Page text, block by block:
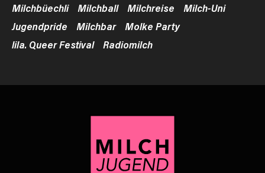
Milchbüechli Milchball Milchreise
Milch-Uni
Jugendpride
Milchbar
Molke Party
lila. Queer Festival
Radiomilch